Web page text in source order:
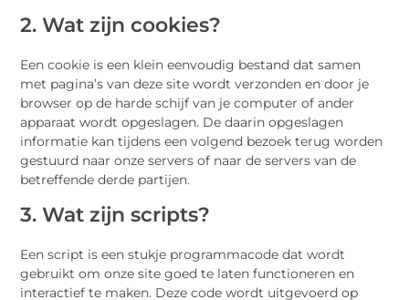
2. Wat zijn cookies?
Een cookie is een klein eenvoudig bestand dat samen
met pagina’s van deze site wordt verzonden en door je
browser op de harde schijf van je computer of ander
apparaat wordt opgeslagen. De daarin opgeslagen
informatie kan tijdens een volgend bezoek terug worden
gestuurd naar onze servers of naar de servers van de
betreffende derde partijen.
3. Wat zijn scripts?
Een script is een stukje programmacode dat wordt
gebruikt om onze site goed te laten functioneren en
interactief te maken. Deze code wordt uitgevoerd op